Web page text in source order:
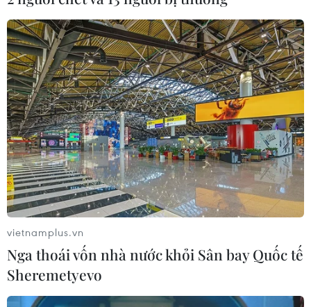
vietnamplus.vn
Nga thoái vốn nhà nước khỏi Sân bay Quốc tế
Sheremetyevo